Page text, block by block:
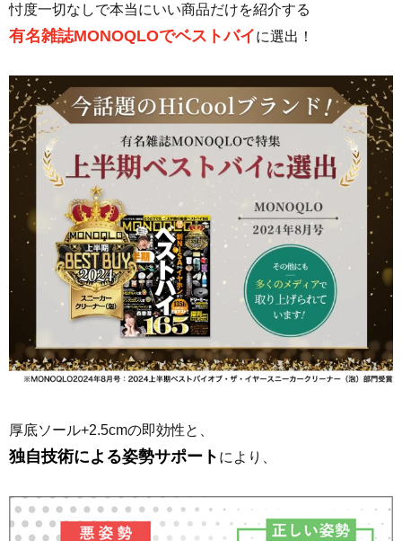
忖度一切なしで本当にいい商品だけを紹介する
有名雑誌MONOQLOでベストバイに選出！
厚底ソール+2.5cmの即効性と、
独自技術による姿勢サポート により、